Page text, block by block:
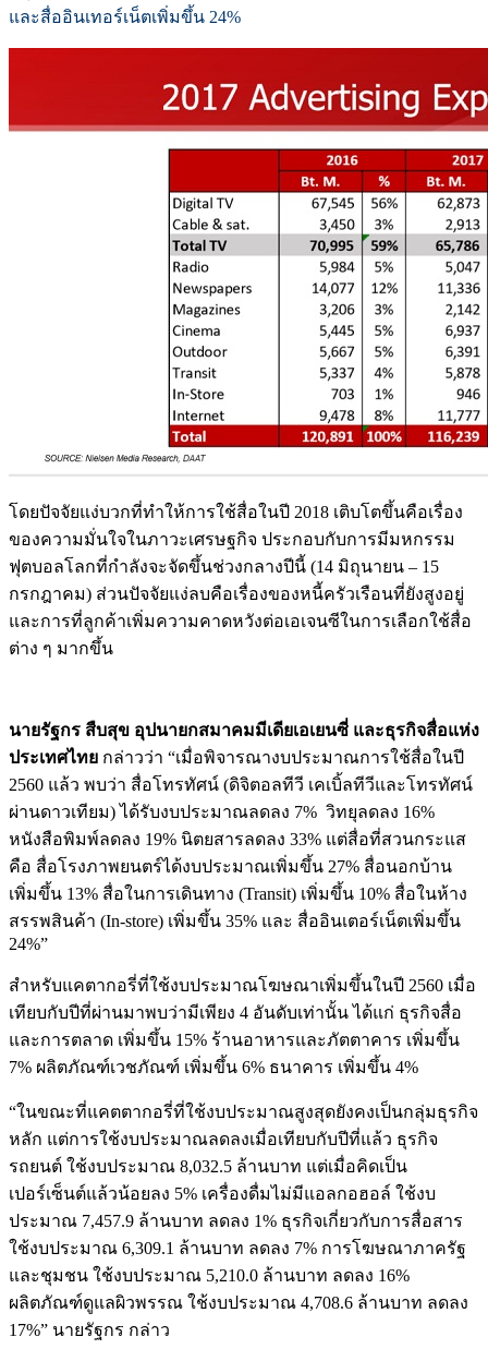
และสื่ออินเทอร์เน็ตเพิ่มขึ้น 24%
โดยปัจจัยแง่บวกที่ทำให้การใช้สื่อในปี 2018 เติบโตขึ้นคือเรื่อง
ของความมั่นใจในภาวะเศรษฐกิจ ประกอบกับการมีมหกรรม
ฟุตบอลโลกที่กำลังจะจัดขึ้นช่วงกลางปีนี้ (14 มิถุนายน – 15
กรกฎาคม) ส่วนปัจจัยแง่ลบคือเรื่องของหนี้ครัวเรือนที่ยังสูงอยู่
และการที่ลูกค้าเพิ่มความคาดหวังต่อเอเจนซีในการเลือกใช้สื่อ
ต่าง ๆ มากขึ้น
นายรัฐกร สืบสุข อุปนายกสมาคมมีเดียเอเยนซี่ และธุรกิจสื่อแห่ง
ประเทศไทย กล่าวว่า “เมื่อพิจารณางบประมาณการใช้สื่อในปี
2560 แล้ว พบว่า สื่อโทรทัศน์ (ดิจิตอลทีวี เคเบิ้ลทีวีและโทรทัศน์
ผ่านดาวเทียม) ได้รับงบประมาณลดลง 7% วิทยุลดลง 16%
หนังสือพิมพ์ลดลง 19% นิตยสารลดลง 33% แต่สื่อที่สวนกระแส
คือ สื่อโรงภาพยนตร์ได้งบประมาณเพิ่มขึ้น 27% สื่อนอกบ้าน
เพิ่มขึ้น 13% สื่อในการเดินทาง (Transit) เพิ่มขึ้น 10% สื่อในห้าง
สรรพสินค้า (In-store) เพิ่มขึ้น 35% และ สื่ออินเตอร์เน็ตเพิ่มขึ้น
24%”
สำหรับแคตากอรี่ที่ใช้งบประมาณโฆษณาเพิ่มขึ้นในปี 2560 เมื่อ
เทียบกับปีที่ผ่านมาพบว่ามีเพียง 4 อันดับเท่านั้น ได้แก่ ธุรกิจสื่อ
และการตลาด เพิ่มขึ้น 15% ร้านอาหารและภัตตาคาร เพิ่มขึ้น
7% ผลิตภัณฑ์เวชภัณฑ์ เพิ่มขึ้น 6% ธนาคาร เพิ่มขึ้น 4%
“ในขณะที่แคตตากอรี่ที่ใช้งบประมาณสูงสุดยังคงเป็นกลุ่มธุรกิจ
หลัก แต่การใช้งบประมาณลดลงเมื่อเทียบกับปีที่แล้ว ธุรกิจ
รถยนต์ ใช้งบประมาณ 8,032.5 ล้านบาท แต่เมื่อคิดเป็น
เปอร์เซ็นต์แล้วน้อยลง 5% เครื่องดื่มไม่มีแอลกอฮอล์ ใช้งบ
ประมาณ 7,457.9 ล้านบาท ลดลง 1% ธุรกิจเกี่ยวกับการสื่อสาร
ใช้งบประมาณ 6,309.1 ล้านบาท ลดลง 7% การโฆษณาภาครัฐ
และชุมชน ใช้งบประมาณ 5,210.0 ล้านบาท ลดลง 16%
ผลิตภัณฑ์ดูแลผิวพรรณ ใช้งบประมาณ 4,708.6 ล้านบาท ลดลง
17%” นายรัฐกร กล่าว